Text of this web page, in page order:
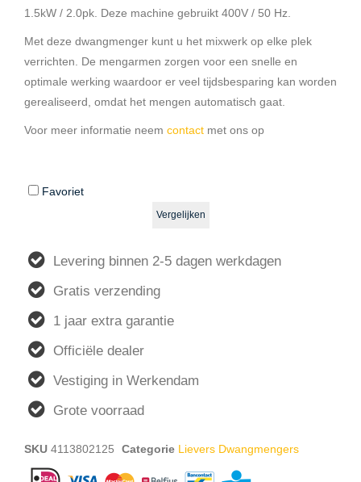
1.5kW / 2.0pk. Deze machine gebruikt 400V / 50 Hz.
Met deze dwangmenger kunt u het mixwerk op elke plek
verrichten. De mengarmen zorgen voor een snelle en
optimale werking waardoor er veel tijdsbesparing kan worden
gerealiseerd, omdat het mengen automatisch gaat.
Voor meer informatie neem contact met ons op
Favoriet
Vergelijken
Levering binnen 2-5 dagen werkdagen
Gratis verzending
1 jaar extra garantie
Officiële dealer
Vestiging in Werkendam
Grote voorraad
SKU 4113802125 Categorie Lievers Dwangmengers